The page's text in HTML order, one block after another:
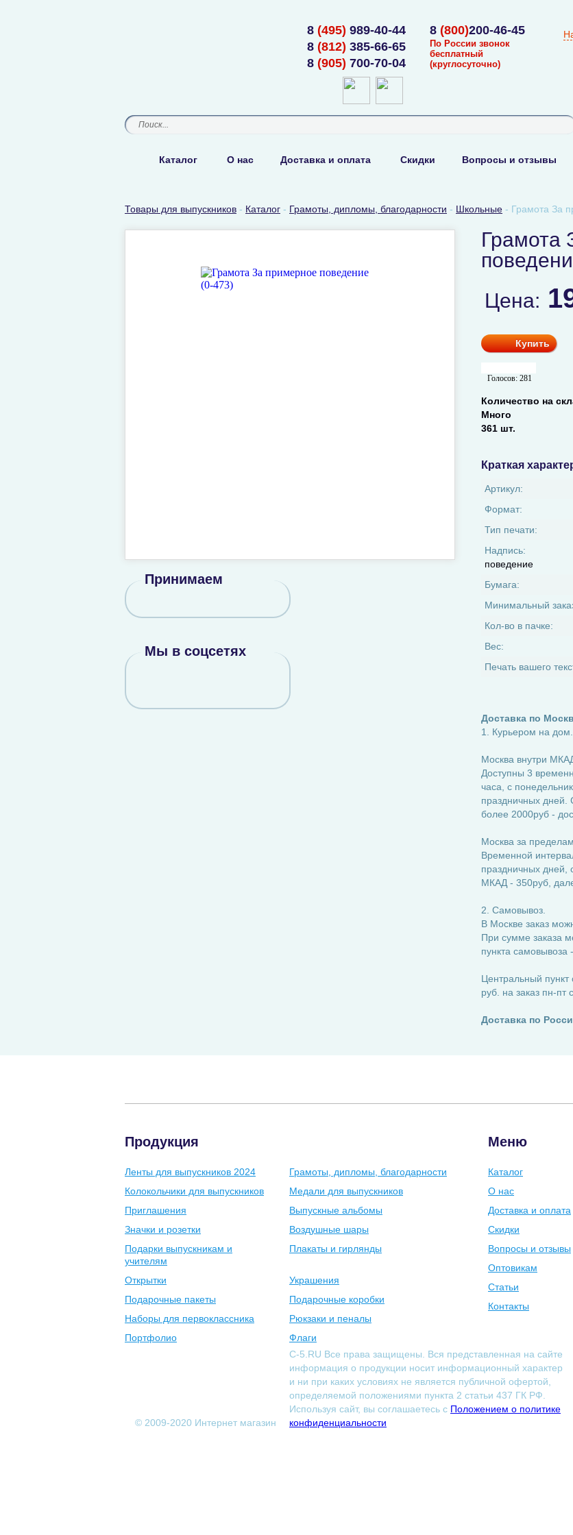
8 (495) 989-40-44
8 (812) 385-66-65
8 (905) 700-70-04
8 (800)200-46-45
По России звонок
бесплатный
(круглосуточно)
Каталог О нас Доставка и оплата Скидки Вопросы и отзывы
Товары для выпускников - Каталог - Грамоты, дипломы, благодарности - Школьные - Грамота За
Грамота
Цена:
Купить
Голосов: 281
Количество на
Много
361 шт.
Краткая
Артикул:
Формат:
Тип печати:
Надпись:
поведение
Бумага:
Минимальный
Кол-во в пачке:
Вес:
Печать вашего
Доставка по
1. Курьером на дом.
Москва внутри
Доступны 3
часа, с
праздничных дней.
более 2000руб -
Москва за
Временной
праздничных дней,
МКАД - 350руб,
2. Самовывоз.
В Москве заказ
При сумме заказа
пункта самовывоза
Центральный
руб. на заказ пн-пт
Доставка по
Принимаем
Мы в соцсетях
Продукция
Ленты для выпускников 2024
Грамоты, дипломы, благодарности
Колокольчики для выпускников
Медали для выпускников
Приглашения
Выпускные альбомы
Значки и розетки
Воздушные шары
Подарки выпускникам и
учителям
Плакаты и гирлянды
Открытки
Украшения
Подарочные пакеты
Подарочные коробки
Наборы для первоклассника
Рюкзаки и пеналы
Портфолио
Флаги
Меню
Каталог
О нас
Доставка и оплата
Скидки
Вопросы и отзывы
Оптовикам
Статьи
Контакты
© 2009-2020 Интернет магазин
С-5.RU Все права защищены. Вся представленная на сайте
информация о продукции носит информационный характер
и ни при каких условиях не является публичной офертой,
определяемой положениями пункта 2 статьи 437 ГК РФ.
Используя сайт, вы соглашаетесь с Положением о политике
конфиденциальности